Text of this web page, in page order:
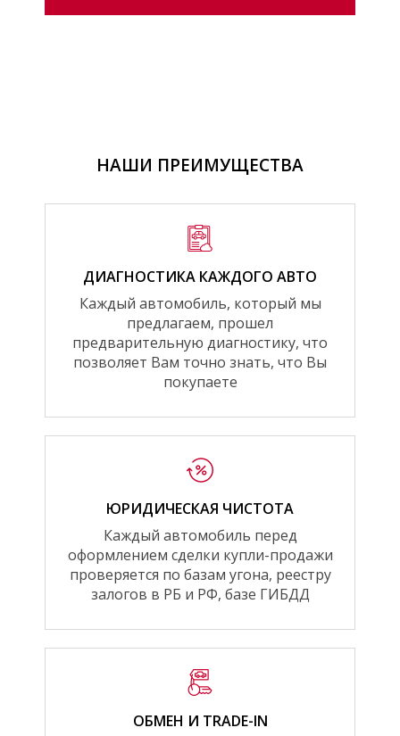
НАШИ ПРЕИМУЩЕСТВА
ДИАГНОСТИКА КАЖДОГО АВТО
Каждый автомобиль, который мы
предлагаем, прошел
предварительную диагностику, что
позволяет Вам точно знать, что Вы
покупаете
ЮРИДИЧЕСКАЯ ЧИСТОТА
Каждый автомобиль перед
оформлением сделки купли-продажи
проверяется по базам угона, реестру
залогов в РБ и РФ, базе ГИБДД
ОБМЕН И TRADE-IN